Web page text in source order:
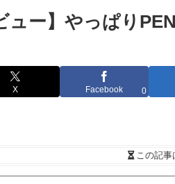
ュー】やっぱり
X Facebook 0
この記事